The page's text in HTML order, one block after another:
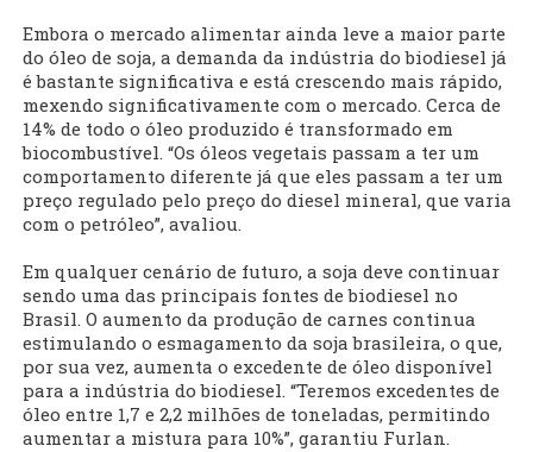
Embora o mercado alimentar ainda leve a maior parte
do óleo de soja, a demanda da indústria do biodiesel já
é bastante significativa e está crescendo mais rápido,
mexendo significativamente com o mercado. Cerca de
14% de todo o óleo produzido é transformado em
biocombustível. “Os óleos vegetais passam a ter um
comportamento diferente já que eles passam a ter um
preço regulado pelo preço do diesel mineral, que varia
com o petróleo”, avaliou.
Em qualquer cenário de futuro, a soja deve continuar
sendo uma das principais fontes de biodiesel no
Brasil. O aumento da produção de carnes continua
estimulando o esmagamento da soja brasileira, o que,
por sua vez, aumenta o excedente de óleo disponível
para a indústria do biodiesel. “Teremos excedentes de
óleo entre 1,7 e 2,2 milhões de toneladas, permitindo
aumentar a mistura para 10%”, garantiu Furlan.